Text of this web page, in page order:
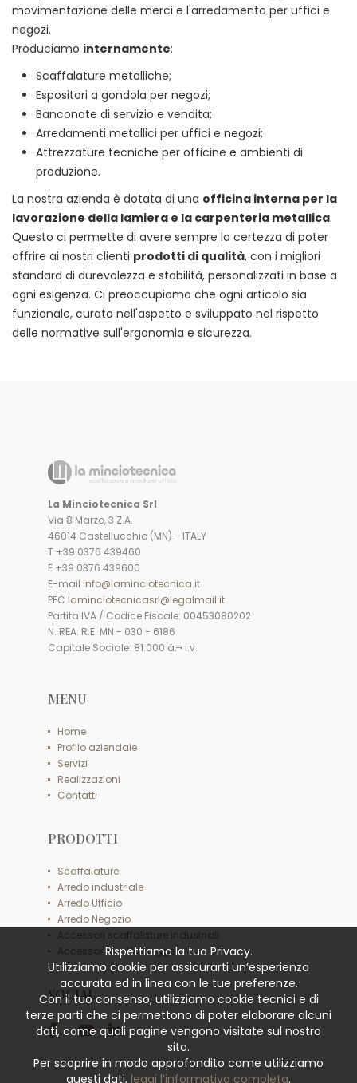
movimentazione delle merci e l'arredamento per uffici e
negozi.
Produciamo internamente:
Scaffalature metalliche;
Espositori a gondola per negozi;
Banconate di servizio e vendita;
Arredamenti metallici per uffici e negozi;
Attrezzature tecniche per officine e ambienti di
produzione.
La nostra azienda è dotata di una officina interna per la
lavorazione della lamiera e la carpenteria metallica.
Questo ci permette di avere sempre la certezza di poter
offrire ai nostri clienti prodotti di qualità, con i migliori
standard di durevolezza e stabilità, personalizzati in base a
ogni esigenza. Ci preoccupiamo che ogni articolo sia
funzionale, curato nell'aspetto e sviluppato nel rispetto
delle normative sull'ergonomia e sicurezza.
La Minciotecnica Srl
Via 8 Marzo, 3 Z.A.
46014 Castellucchio (MN) - ITALY
T +39 0376 439460
F +39 0376 439600
E-mail info@laminciotecnica.it
PEC laminciotecnicasrl@legalmail.it
Partita IVA / Codice Fiscale: 00453080202
N. REA: R.E. MN - 030 - 6186
Capitale Sociale: 81.000 â‚¬ i.v.
MENU
Home
Profilo aziendale
Servizi
Realizzazioni
Contatti
PRODOTTI
Scaffalature
Arredo industriale
Arredo Ufficio
Arredo Negozio
Accessori scaffalature industriali
Accessori scaffali leggeri
SOCIAL
Rispettiamo la tua Privacy.
Utilizziamo cookie per assicurarti un’esperienza
accurata ed in linea con le tue preferenze.
Con il tuo consenso, utilizziamo cookie tecnici e di
terze parti che ci permettono di poter elaborare alcuni
dati, come quali pagine vengono visitate sul nostro
sito.
Per scoprire in modo approfondito come utilizziamo
questi dati, leggi l’informativa completa.